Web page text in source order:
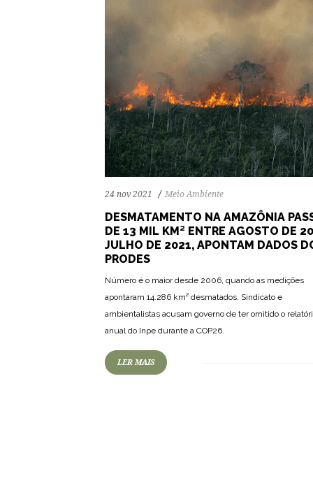
24 nov 2021 Meio Ambiente
DESMATAMENTO NA AMAZÔNIA
DE 13 MIL KM² ENTRE AGOSTO DE
JULHO DE 2021, APONTAM DADOS
PRODES
Número é o maior desde 2006, quando as medições
apontaram 14.286 km² desmatados. Sindicato e
ambientalistas acusam governo de ter omitido o
anual do Inpe durante a COP26.
LER MAIS